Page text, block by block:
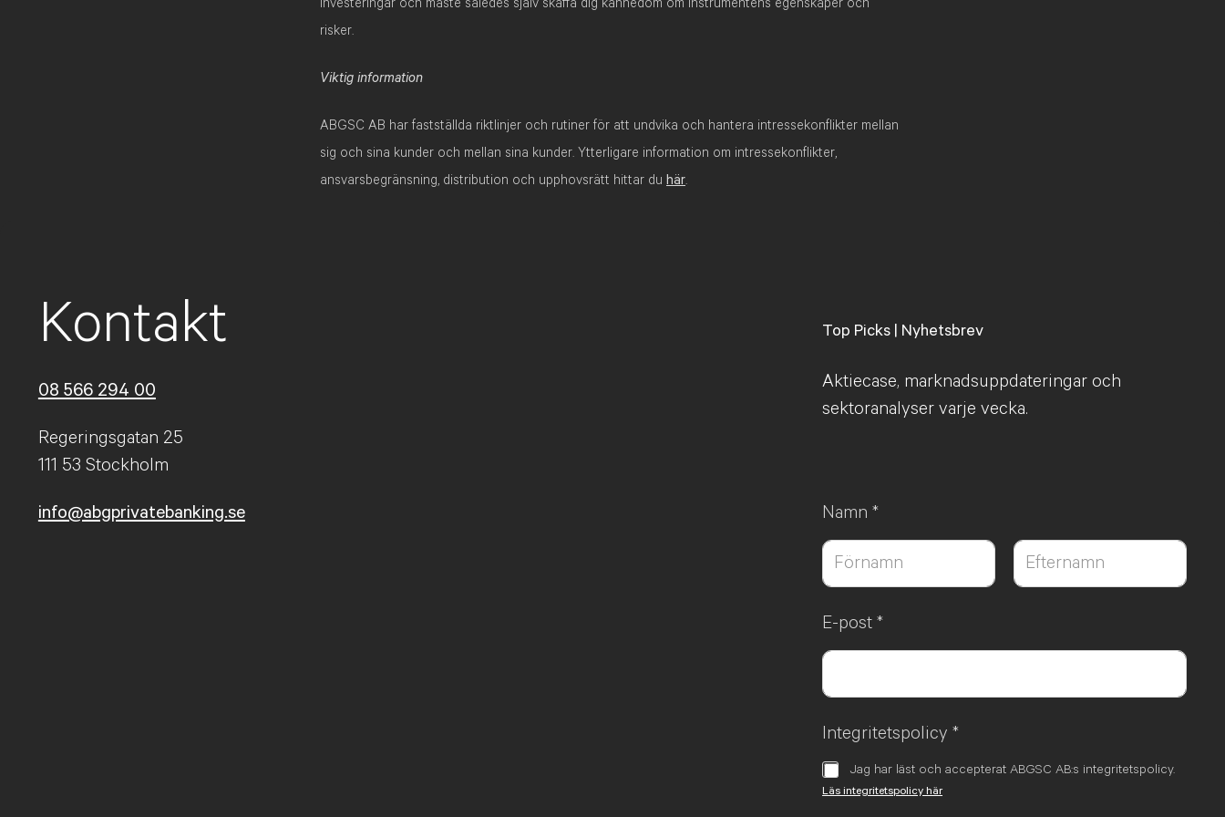
investeringar och måste således själv skaffa dig kännedom om instrumentens egenskaper och
risker.
Viktig information
ABGSC AB har fastställda riktlinjer och rutiner för att undvika och hantera intressekonflikter mellan
sig och sina kunder och mellan sina kunder. Ytterligare information om intressekonflikter,
ansvarsbegränsning, distribution och upphovsrätt hittar du här.
Kontakt
08 566 294 00
Regeringsgatan 25
111 53 Stockholm
info@abgprivatebanking.se
Top Picks | Nyhetsbrev
Aktiecase, marknadsuppdateringar och
sektoranalyser varje vecka.
Namn*
E-post*
Integritetspolicy*
Jag har läst och accepterat ABGSC AB:s integritetspolicy.
Läs integritetspolicy här